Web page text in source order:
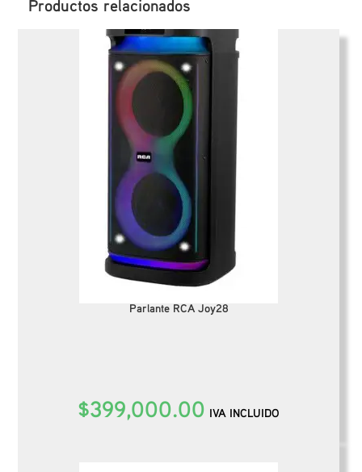
Productos relacionados
Parlante RCA Joy28
$399,000.00 IVA INCLUIDO